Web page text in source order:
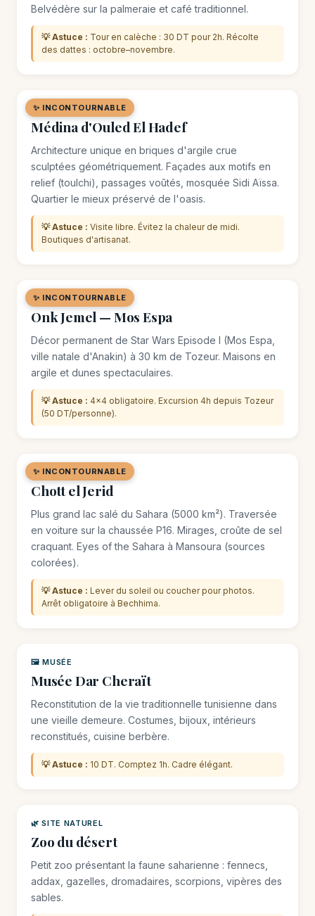
Belvédère sur la palmeraie et café traditionnel.
💡 Astuce : Tour en calèche : 30 DT pour 2h. Récolte
des dattes : octobre–novembre.
✨ INCONTOURNABLE
🏘️ QUARTIER
Médina d'Ouled El Hadef
Architecture unique en briques d'argile crue
sculptées géométriquement. Façades aux motifs en
relief (toulchi), passages voûtés, mosquée Sidi Aïssa.
Quartier le mieux préservé de l'oasis.
💡 Astuce : Visite libre. Évitez la chaleur de midi.
Boutiques d'artisanat.
✨ INCONTOURNABLE
🌿 SITE NATUREL
Onk Jemel — Mos Espa
Décor permanent de Star Wars Episode I (Mos Espa,
ville natale d'Anakin) à 30 km de Tozeur. Maisons en
argile et dunes spectaculaires.
💡 Astuce : 4×4 obligatoire. Excursion 4h depuis Tozeur
(50 DT/personne).
✨ INCONTOURNABLE
🌿 SITE NATUREL
Chott el Jerid
Plus grand lac salé du Sahara (5000 km²). Traversée
en voiture sur la chaussée P16. Mirages, croûte de sel
craquant. Eyes of the Sahara à Mansoura (sources
colorées).
💡 Astuce : Lever du soleil ou coucher pour photos.
Arrêt obligatoire à Bechhima.
🖼️ MUSÉE
Musée Dar Cheraït
Reconstitution de la vie traditionnelle tunisienne dans
une vieille demeure. Costumes, bijoux, intérieurs
reconstitués, cuisine berbère.
💡 Astuce : 10 DT. Comptez 1h. Cadre élégant.
🌿 SITE NATUREL
Zoo du désert
Petit zoo présentant la faune saharienne : fennecs,
addax, gazelles, dromadaires, scorpions, vipères des
sables.